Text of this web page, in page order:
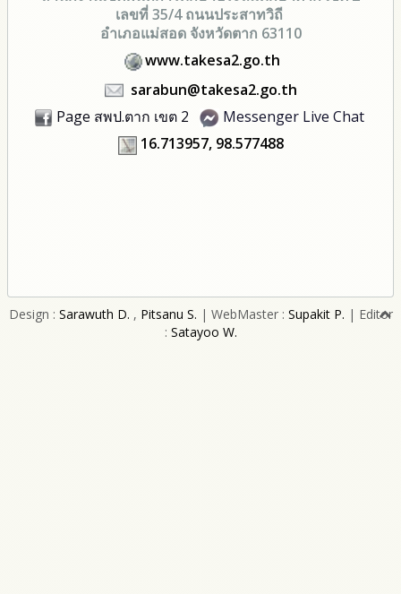
เลขที่ 35/4 ถนนประสาทวิถี
อำเภอแม่สอด จังหวัดตาก 63110
www.takesa2.go.th
sarabun@takesa2.go.th
Page สพป.ตาก เขต 2
Messenger Live Chat
16.713957, 98.577488
Design : Sarawuth D. , Pitsanu S. | WebMaster : Supakit P. | Editor
: Satayoo W.